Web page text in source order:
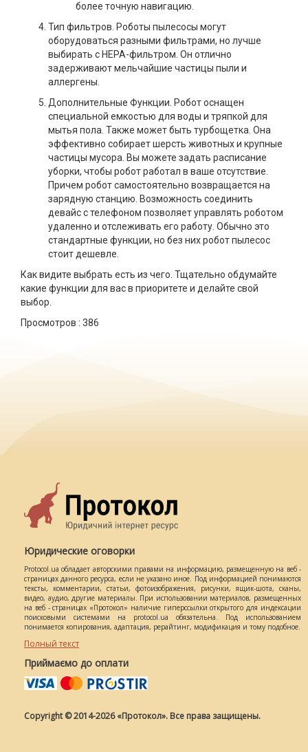
более точную навигацию.
Тип фильтров. Роботы пылесосы могут
оборудоваться разными фильтрами, но лучше
выбирать с HEPA-фильтром. Он отлично
задерживают мельчайшие частицы пыли и
аллергены.
Дополнительные Функции. Робот оснащен
специальной емкостью для воды и тряпкой для
мытья пола. Также может быть турбощетка. Она
эффективно собирает шерсть животных и крупные
частицы мусора. Вы можете задать расписание
уборки, чтобы робот работал в ваше отсутствие.
Причем робот самостоятельно возвращается на
зарядную станцию. Возможность соединить
девайс с телефоном позволяет управлять роботом
удаленно и отслеживать его работу. Обычно это
стандартные функции, но без них робот пылесос
стоит дешевле.
Как видите выбрать есть из чего. Тщательно обдумайте
какие функции для вас в приоритете и делайте свой
выбор.
Просмотров : 386
Юридические оговорки
Protocol.ua обладает авторскими правами на информацию, размещенную на веб -
страницах данного ресурса, если не указано иное. Под информацией понимаются
тексты, комментарии, статьи, фотоизображения, рисунки, ящик-шота, сканы,
видео, аудио, другие материалы. При использовании материалов, размещенных
на веб - страницах «Протокол» наличие гиперссылки открытого для индексации
поисковыми системами на protocol.ua обязательна. Под использованием
понимается копирования, адаптация, рерайтинг, модификация и тому подобное.
Полный текст
Приймаємо до оплати
Copyright © 2014-2026 «Протокол». Все права защищены.